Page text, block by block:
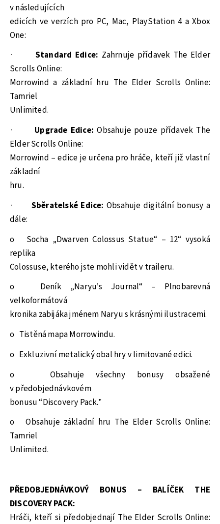
v následujících
edicích ve verzích pro PC, Mac, PlayStation 4 a Xbox
One:
· Standard Edice: Zahrnuje přídavek The Elder
Scrolls Online:
Morrowind a základní hru The Elder Scrolls Online:
Tamriel
Unlimited.
· Upgrade Edice: Obsahuje pouze přídavek The
Elder Scrolls Online:
Morrowind – edice je určena pro hráče, kteří již vlastní
základní
hru.
· Sběratelské Edice:Obsahuje digitální bonusy a
dále:
o Socha „Dwarven Colossus Statue“ – 12“ vysoká
replika
Colossuse, kterého jste mohli vidět v traileru.
o Deník „Naryu’s Journal“ – Plnobarevná
velkoformátová
kronika zabijáka jménem Naryu s krásnými ilustracemi.
o Tistěná mapa Morrowindu.
o Exkluzivní metalický obal hry v limitované edici.
o Obsahuje všechny bonusy obsažené
v předobjednávkovém
bonusu “Discovery Pack.”
o Obsahuje základní hru The Elder Scrolls Online:
Tamriel
Unlimited.
PŘEDOBJEDNÁVKOVÝ BONUS – BALÍČEK THE
DISCOVERY PACK:
Hráči, kteří si předobjednají The Elder Scrolls Online: